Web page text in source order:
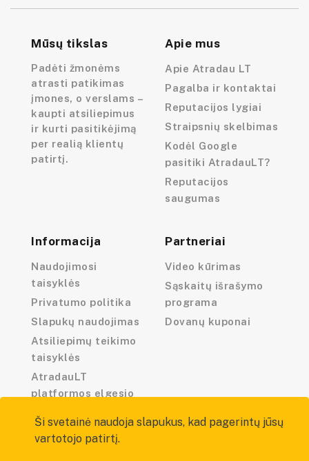
Mūsų tikslas
Padėti žmonėms
atrasti patikimas
įmones, o verslams –
kaupti atsiliepimus
ir kurti pasitikėjimą
per realią klientų
patirtį.
Apie mus
Apie Atradau LT
Pagalba ir kontaktai
Reputacijos lygiai
Straipsnių skelbimas
Kodėl Google
pasitiki AtradauLT?
Reputacijos
saugumas
Informacija
Naudojimosi
taisyklės
Privatumo politika
Slapukų naudojimas
Atsiliepimų teikimo
taisyklės
AtradauLT
platformos elgesio
Partneriai
Video kūrimas
Sąskaitų išrašymo
programa
Dovanų kuponai
Ši svetainė naudoja slapukus, kad pagerintų jūsų
vartotojo patirtį.